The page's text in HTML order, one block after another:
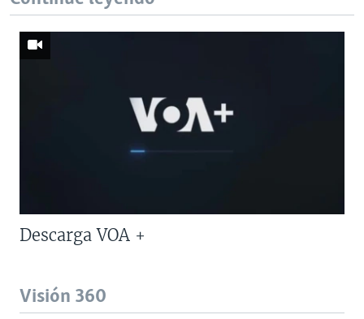
Descarga VOA +
Visión 360